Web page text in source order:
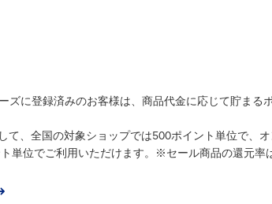
ズに登録済みのお客様は、商品代金に応じて貯まる
て、全国の対象ショップでは500ポイント単位で、
単位でご利用いただけます。※セール商品の還元率